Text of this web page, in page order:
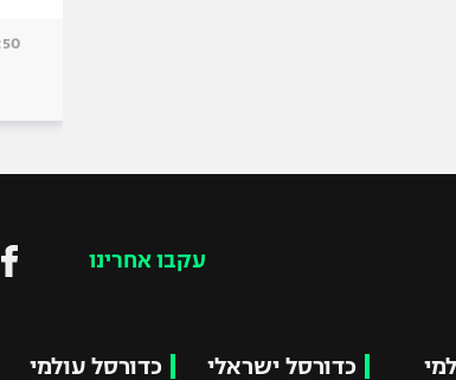
עקבו אחרינו
כדורסל ישראלי כדורסל עולמי